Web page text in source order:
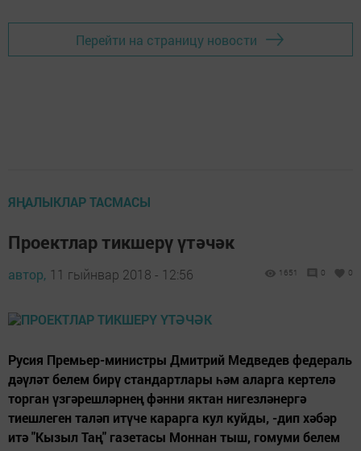
Перейти на страницу новости
ЯҢАЛЫКЛАР ТАСМАСЫ
Проектлар тикшерү үтәчәк
автор, 11 гыйнвар 2018 - 12:56 1651 0 0
Русия Премьер-министры Дмитрий Медведев федераль
дәүләт белем бирү стандартлары һәм аларга кертелә
торган үзгәрешләрнең фәнни яктан нигезләнергә
тиешлеген таләп итүче карарга кул куйды, -дип хәбәр
итә "Кызыл Таң" газетасы Моннан тыш, гомуми белем